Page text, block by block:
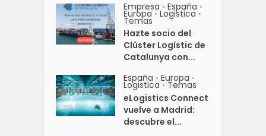
Empresa • España •
Europa • Logistica •
Temas
Hazte socio del
Clúster Logístic de
Catalunya con...
España • Europa •
Logistica • Temas
eLogistics Connect
vuelve a Madrid:
descubre el...